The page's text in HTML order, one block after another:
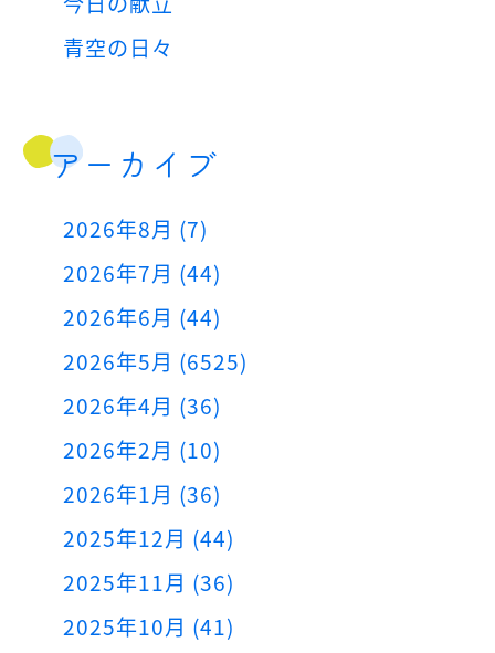
青空の日々
アーカイブ
2026年8月 (7)
2026年7月 (44)
2026年6月 (44)
2026年5月 (6525)
2026年4月 (36)
2026年2月 (10)
2026年1月 (36)
2025年12月 (44)
2025年11月 (36)
2025年10月 (41)